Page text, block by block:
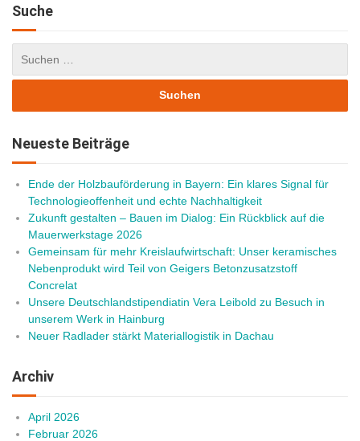
Suche
Neueste Beiträge
Ende der Holzbauförderung in Bayern: Ein klares Signal für
Technologieoffenheit und echte Nachhaltigkeit
Zukunft gestalten – Bauen im Dialog: Ein Rückblick auf die
Mauerwerkstage 2026
Gemeinsam für mehr Kreislaufwirtschaft: Unser keramisches
Nebenprodukt wird Teil von Geigers Betonzusatzstoff
Concrelat
Unsere Deutschlandstipendiatin Vera Leibold zu Besuch in
unserem Werk in Hainburg
Neuer Radlader stärkt Materiallogistik in Dachau
Archiv
April 2026
Februar 2026